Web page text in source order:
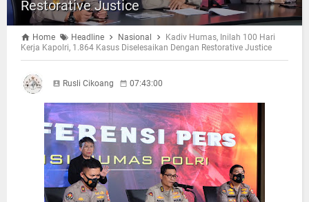
Restorative Justice
Home Headline Nasional
Kadiv Humas, Inilah 100 Hari
Kerja Kapolri, 1.864 Kasus Diselesaikan Dengan Restorative Justice
Rusli Cikoang 07:43:00